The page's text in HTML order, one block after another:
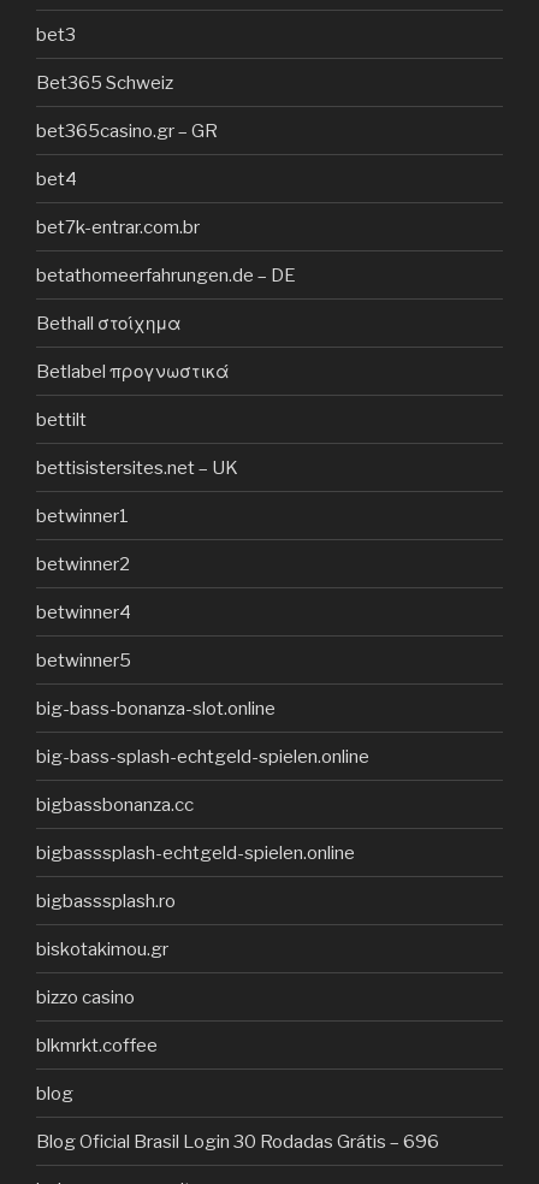
bet3
Bet365 Schweiz
bet365casino.gr – GR
bet4
bet7k-entrar.com.br
betathomeerfahrungen.de – DE
Bethall στοίχημα
Betlabel προγνωστικά
bettilt
bettisistersites.net – UK
betwinner1
betwinner2
betwinner4
betwinner5
big-bass-bonanza-slot.online
big-bass-splash-echtgeld-spielen.online
bigbassbonanza.cc
bigbasssplash-echtgeld-spielen.online
bigbasssplash.ro
biskotakimou.gr
bizzo casino
blkmrkt.coffee
blog
Blog Oficial Brasil Login 30 Rodadas Grátis – 696